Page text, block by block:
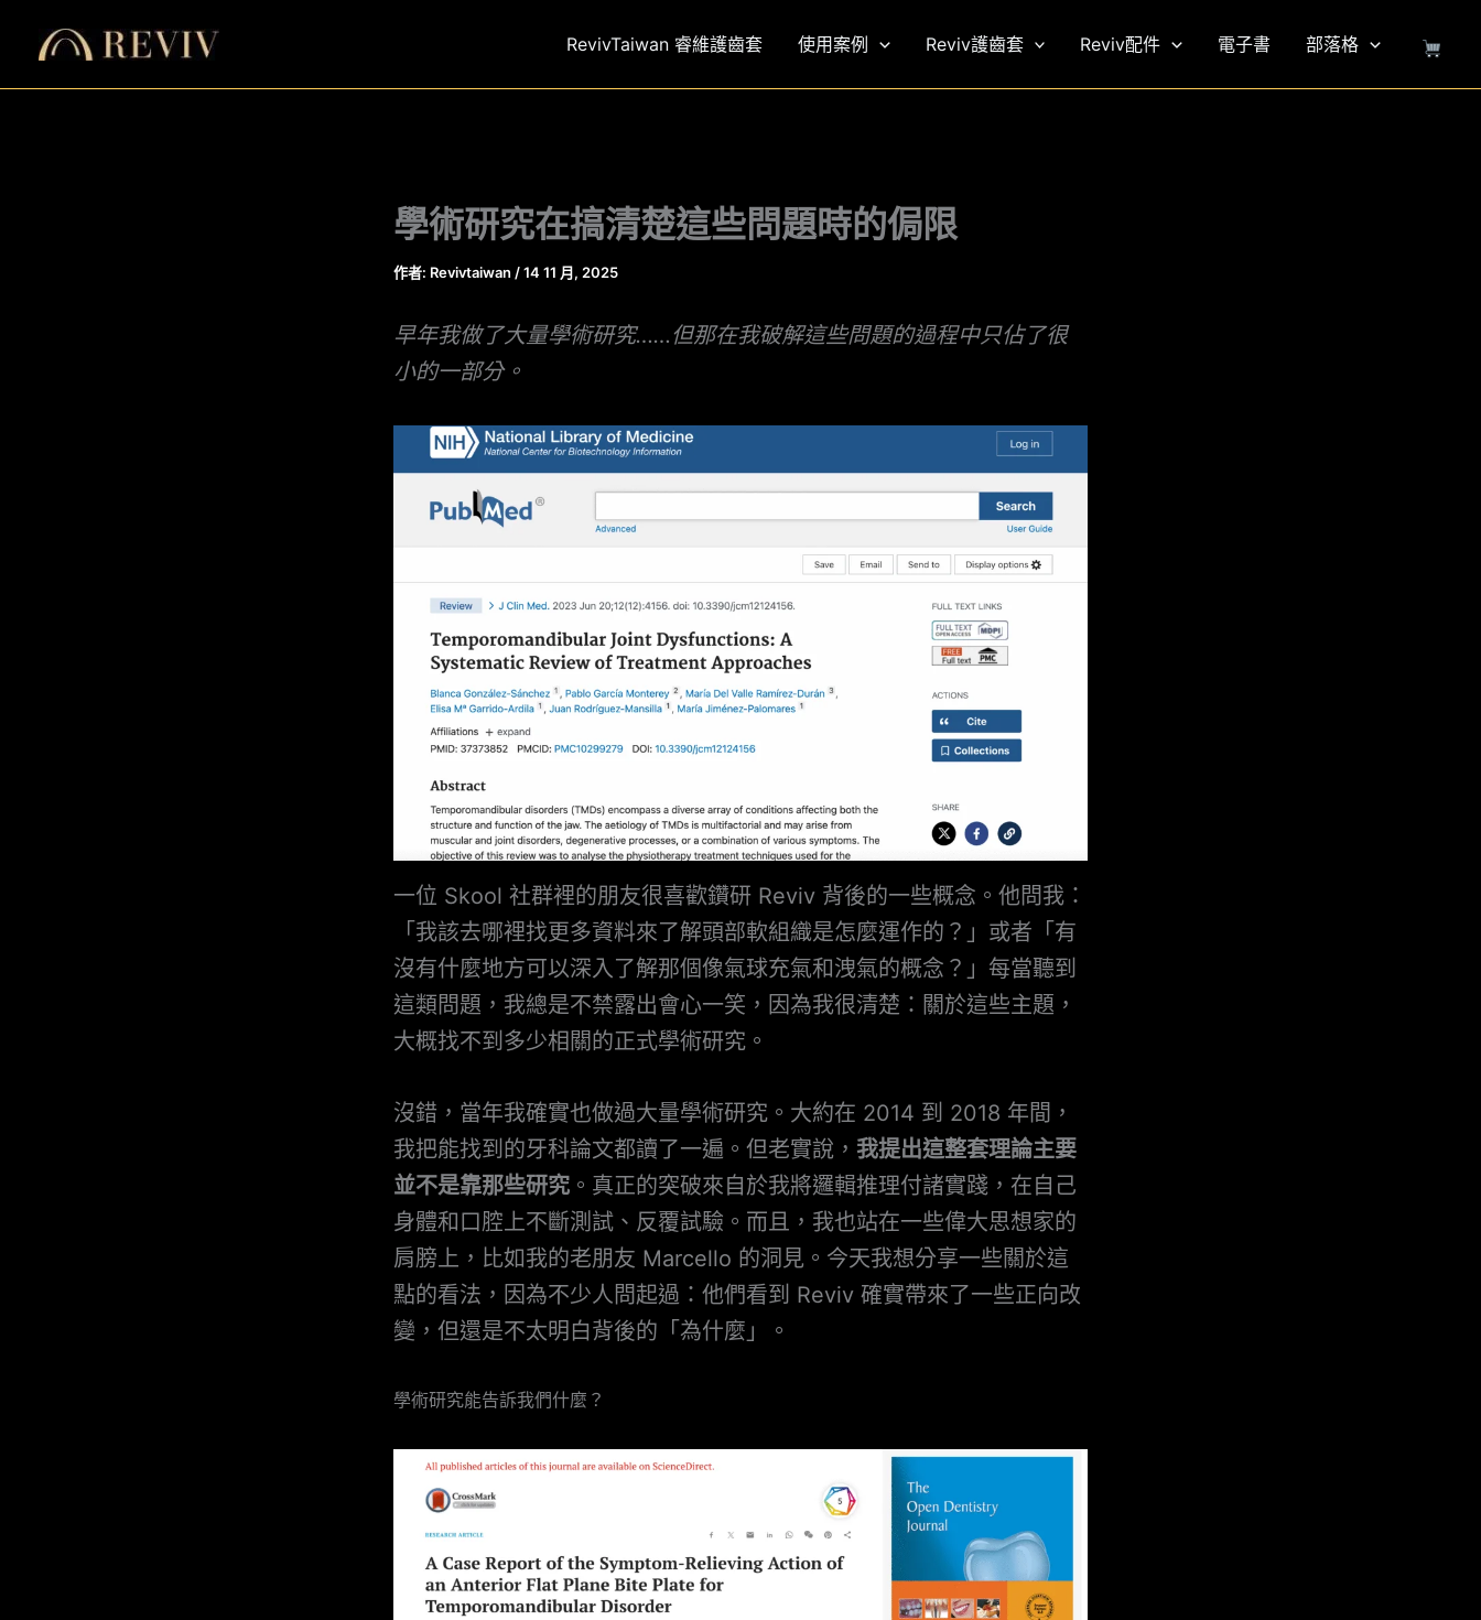
RevivTaiwan 睿維護齒套 使用案例 Reviv護齒套 Reviv配件 電子書 部落格
學術研究在搞清楚這些問題時的侷限
作者: Revivtaiwan /14 11 月, 2025
早年我做了大量學術研究……但那在我破解這些問題的過程中只佔了很
小的一部分。
一位 Skool 社群裡的朋友很喜歡鑽研 Reviv 背後的一些概念。他問我：
「我該去哪裡找更多資料來了解頭部軟組織是怎麼運作的？」或者「有
沒有什麼地方可以深入了解那個像氣球充氣和洩氣的概念？」每當聽到
這類問題，我總是不禁露出會心一笑，因為我很清楚：關於這些主題，
大概找不到多少相關的正式學術研究。
沒錯，當年我確實也做過大量學術研究。大約在 2014 到 2018 年間，
我把能找到的牙科論文都讀了一遍。但老實說， 我提出這整套理論主要
並不是靠那些研究 。真正的突破來自於我將邏輯推理付諸實踐，在自己
身體和口腔上不斷測試、反覆試驗。而且，我也站在一些偉大思想家的
肩膀上，比如我的老朋友 Marcello 的洞見。今天我想分享一些關於這
點的看法，因為不少人問起過：他們看到 Reviv 確實帶來了一些正向改
變，但還是不太明白背後的「為什麼」。
學術研究能告訴我們什麼？